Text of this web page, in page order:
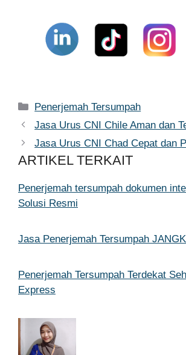
Kategori
Penerjemah Tersumpah
Jasa Urus CNI Chile Aman dan
Jasa Urus CNI Chad Cepat dan
ARTIKEL TERKAIT
Penerjemah tersumpah dokumen
Solusi Resmi
Jasa Penerjemah Tersumpah
Penerjemah Tersumpah Terdekat
Express